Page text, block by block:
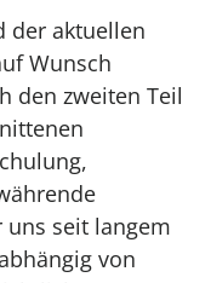
der aktuellen
Wunsch
den zweiten Teil
seit langem
von